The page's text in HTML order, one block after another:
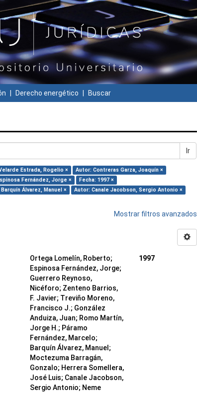
Derecho energético Buscar
Ir
Estrada, Rogelio ×
Autor: Contreras Garza, Joaquín ×
Fernández, Jorge ×
Fecha: 1997 ×
Álvarez, Manuel ×
Autor: Canale Jacobson, Sergio Antonio ×
Mostrar filtros avanzados
Ortega Lomelín, Roberto;
Espinosa Fernández, Jorge;
Guerrero Reynoso,
Nicéforo; Zenteno Barrios,
F. Javier; Treviño Moreno,
Francisco J.; González
Anduiza, Juan; Romo Martín,
Jorge H.; Páramo
Fernández, Marcelo;
Barquín Álvarez, Manuel;
Moctezuma Barragán,
Gonzalo; Herrera Somellera,
José Luis; Canale Jacobson,
Sergio Antonio; Neme
1997